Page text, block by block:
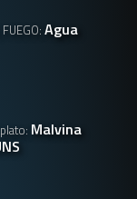
FUEGO:Agua
Malvina